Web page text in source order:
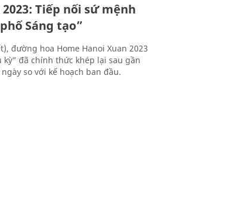
Tiếp nối sứ mệnh
Sáng tạo”
đường hoa Home Hanoi Xuan 2023
đã chính thức khép lại sau gần
so với kế hoạch ban đầu.